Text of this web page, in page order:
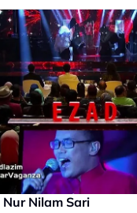
Nilam Sari